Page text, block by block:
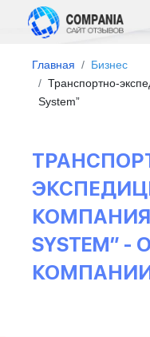
Главная
Бизнес
Транспортно-
System”
КОМПАНИЯ
SYSTEM”